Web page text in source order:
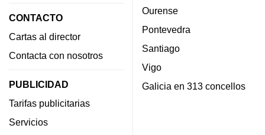
CONTACTO
Cartas al director
Contacta con nosotros
PUBLICIDAD
Tarifas publicitarias
Servicios
Ourense
Pontevedra
Santiago
Vigo
Galicia en 313 concellos